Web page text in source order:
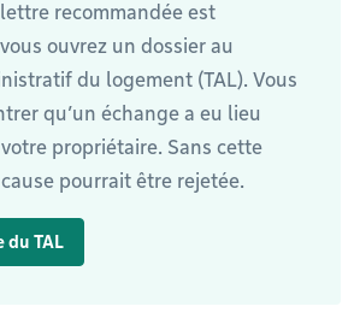
lettre recommandée est
ouvrez un dossier au
du logement (TAL). Vous
qu’un échange a eu lieu
propriétaire. Sans cette
pourrait être rejetée.
du TAL